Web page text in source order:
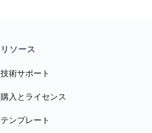
リソース
技術サポート
購入とライセンス
テンプレート